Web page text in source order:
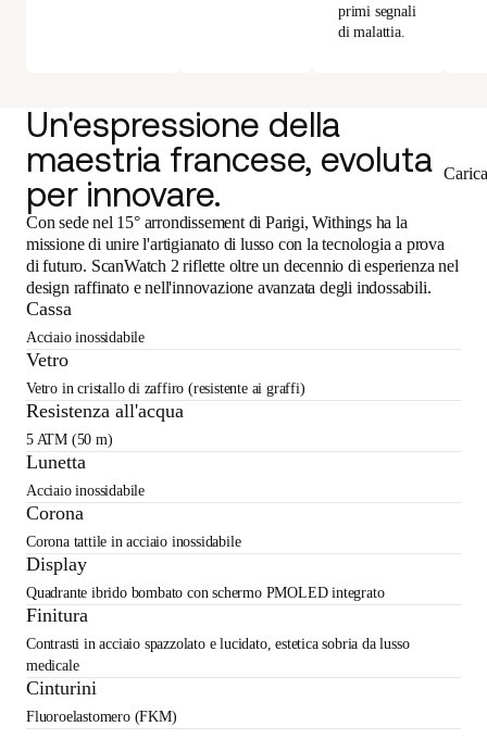
primi segnali
di malattia.
Un'espressione della
maestria francese, evoluta
per innovare.
Con sede nel 15° arrondissement di Parigi, Withings ha la
missione di unire l'artigianato di lusso con la tecnologia a prova
di futuro. ScanWatch 2 riflette oltre un decennio di esperienza nel
design raffinato e nell'innovazione avanzata degli indossabili.
Cassa
Acciaio inossidabile
Vetro
Vetro in cristallo di zaffiro (resistente ai graffi)
Resistenza all'acqua
5 ATM (50 m)
Lunetta
Acciaio inossidabile
Corona
Corona tattile in acciaio inossidabile
Display
Quadrante ibrido bombato con schermo PMOLED integrato
Finitura
Contrasti in acciaio spazzolato e lucidato, estetica sobria da lusso
medicale
Cinturini
Fluoroelastomero (FKM)